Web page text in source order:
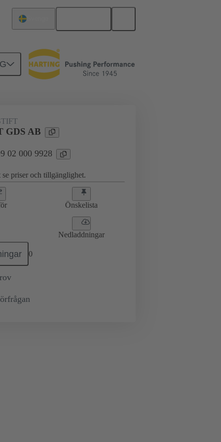
till dotterkort 09 02 000 9928
GDS AB
02 000 9928
priser och tillgänglighet.
Önskelista
Nedladdningar
0